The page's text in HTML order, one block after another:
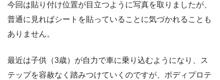
今回は貼り付け位置が目立つように写真を取りましたが、
普通に見ればシートを貼っていることに気づかれることも
ありません。
最近は子供（3歳）が自力で車に乗り込むようになり、ス
テップを容赦なく踏みつけていくのですが、ボディプロテ